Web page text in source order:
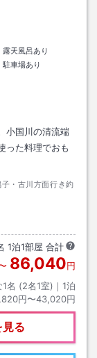
露天風呂あり
駐車場あり
小国川の清流端
った料理でおも
・古川方面行き約
1泊1部屋 合計
86,040円
1名 (2名1室)｜ 1泊
円〜43,020円
る